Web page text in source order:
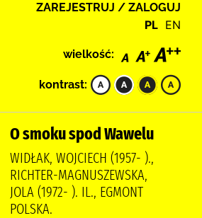
ZAREJESTRUJ / ZALOGUJ
PL EN
wielkość:
kontrast:
O smoku spod Wawelu
WIDŁAK, WOJCIECH (1957- ).,
RICHTER-MAGNUSZEWSKA,
JOLA (1972- ). IL., EGMONT
POLSKA.